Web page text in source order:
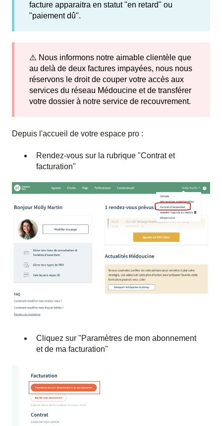
facture apparaitra en statut "en retard" ou
"paiement dû".
⚠️ Nous informons notre aimable clientèle que
au delà de deux factures impayées, nous nous
réservons le droit de couper votre accès aux
services du réseau Médoucine et de transférer
votre dossier à notre service de recouvrement.
Depuis l'accueil de votre espace pro :
Rendez-vous sur la rubrique "Contrat et
facturation"
Cliquez sur "Paramètres de mon abonnement
et de ma facturation"